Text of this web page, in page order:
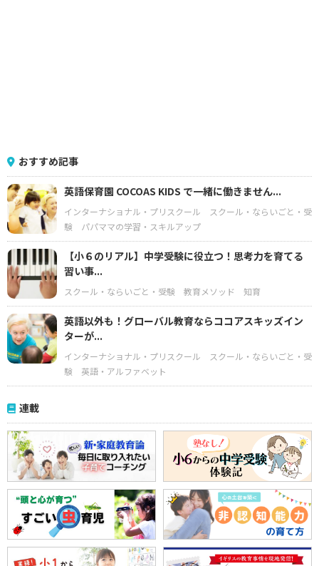
おすすめ記事
英語保育園 COCOAS KIDS で一緒に働きません...
インターナショナル・プリスクール
スクール・ならいごと・受
験
パパママの学習・スキルアップ
【小６のリアル】中学受験に役立つ！思考力を育てる
習い事...
スクール・ならいごと・受験 教育メソッド 知育
英語以外も！グローバル教育ならココアスキッズイン
ターが...
インターナショナル・プリスクール
スクール・ならいごと・受
験
英語・アルファベット
連載